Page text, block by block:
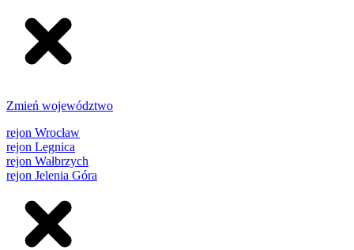
Zmień województwo
rejon Wrocław
rejon Legnica
rejon Wałbrzych
rejon Jelenia Góra